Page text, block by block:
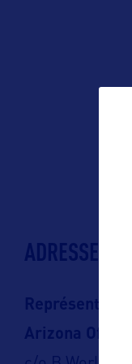
ADRESSES
Arizona Office